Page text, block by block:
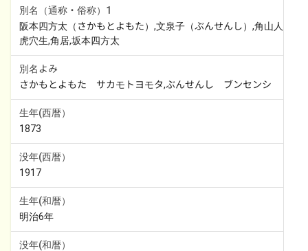
別名（通称・俗称）1
阪本四方太（さかもとよもた）,文泉子（ぶんせんし）,角山人,
虎穴生,角居,坂本四方太
別名よみ
さかもとよもた　サカモトヨモタ,ぶんせんし　ブンセンシ
生年(西暦）
1873
没年(西暦）
1917
生年(和暦）
明治6年
没年(和暦）